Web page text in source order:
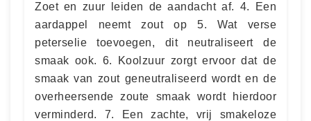
Zoet en zuur leiden de aandacht af. 4. Een
aardappel neemt zout op 5. Wat verse
peterselie toevoegen, dit neutraliseert de
smaak ook. 6. Koolzuur zorgt ervoor dat de
smaak van zout geneutraliseerd wordt en de
overheersende zoute smaak wordt hierdoor
verminderd. 7. Een zachte, vrij smakeloze